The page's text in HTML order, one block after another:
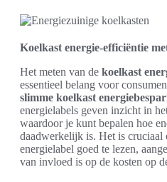
Koelkast energie-efficiëntie
Het meten van de koelkast
essentieel belang voor
slimme koelkast
energielabels geven inzicht in
waardoor je kunt bepalen hoe
daadwerkelijk is. Het is cruciaal
energielabel goed te lezen,
van invloed is op de kosten op